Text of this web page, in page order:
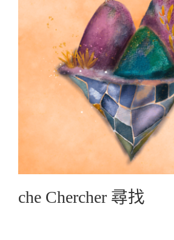
che Chercher 尋找
Graphic Create圖文創作
che Chercher 尋找